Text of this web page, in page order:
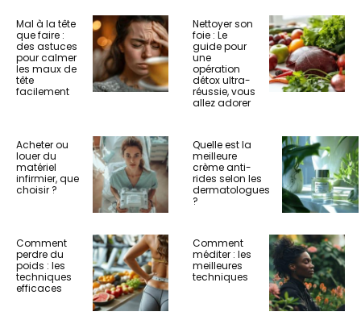
Mal à la tête
que faire :
des astuces
pour calmer
les maux de
tête
facilement
Nettoyer son
foie : Le
guide pour
une
opération
détox ultra-
réussie, vous
allez adorer
Acheter ou
louer du
matériel
infirmier, que
choisir ?
Quelle est la
meilleure
crème anti-
rides selon les
dermatologues
?
Comment
perdre du
poids : les
techniques
efficaces
Comment
méditer : les
meilleures
techniques